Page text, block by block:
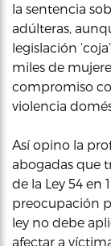
la sentencia
adúlteras,
legislación
miles de
compromiso
violencia
Así opino la
abogadas que
de la Ley 54 en
preocupación
ley no debe
afectar a